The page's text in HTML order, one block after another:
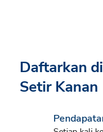
Daftarkan
Setir Kanan